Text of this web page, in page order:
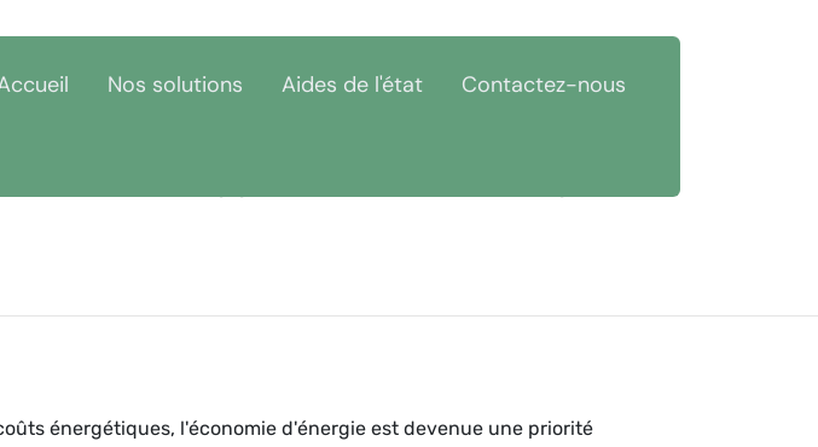
Nos solutions Aides de l'état Contactez-nous
Économies d'énergie Alluy 58110
énergétiques, l'économie d'énergie est devenue une priorité